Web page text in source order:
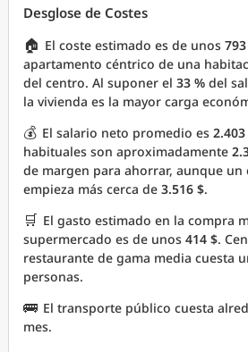
Desglose de Costes
🏠 El coste estimado es de unos
apartamento céntrico de una
del centro. Al suponer el 33 % del
la vivienda es la mayor carga
💰 El salario neto promedio es
habituales son aproximadamente
de margen para ahorrar, aunque un
empieza más cerca de 3.516 $.
🛒 El gasto estimado en la compra
supermercado es de unos 414 $.
restaurante de gama media cuesta
personas.
🚌 El transporte público cuesta
mes.